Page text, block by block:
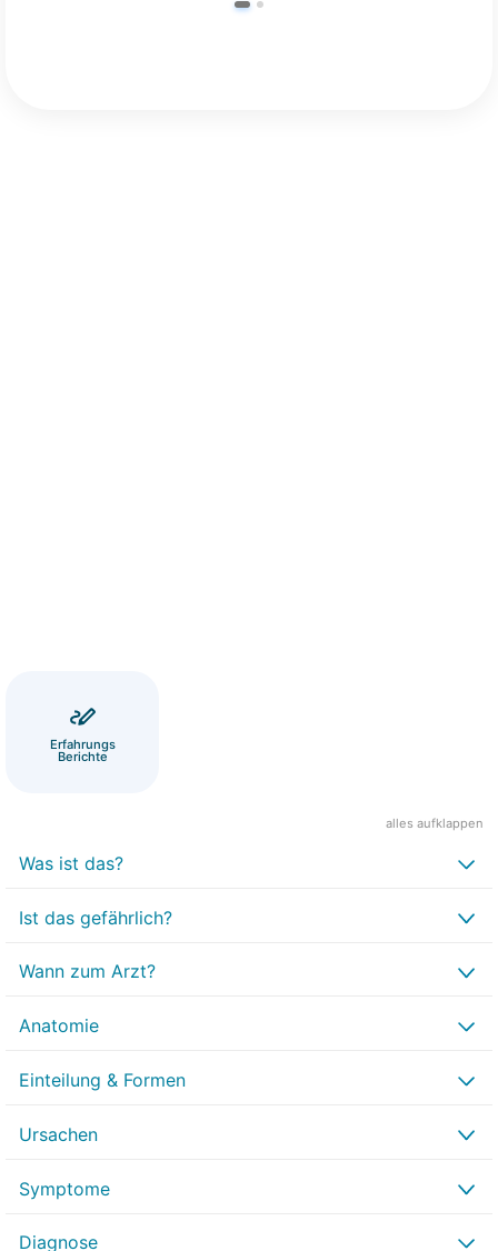
Erfahrungs
Berichte
alles aufklappen
Was ist das?
Ist das gefährlich?
Wann zum Arzt?
Anatomie
Einteilung & Formen
Ursachen
Symptome
Diagnose